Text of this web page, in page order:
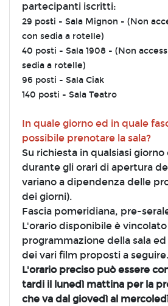
partecipanti iscritti:
29 posti - Sala Mignon - (Non
con sedia a rotelle)
40 posti - Sala 1908 - (Non
sedia a rotelle)
96 posti - Sala Ciak
140 posti - Sala Teatro
In quale giorno ed in quale
possibile prenotare la sala?
Su richiesta in qualsiasi
durante gli orari di apertura
variano a dipendenza delle
dei giorni).
Fascia pomeridiana, pre-
L'orario disponibile è
programmazione della sala
dei vari film proposti a seguire.
L'orario preciso può essere
tardi il lunedì mattina per la
che va dal giovedì al